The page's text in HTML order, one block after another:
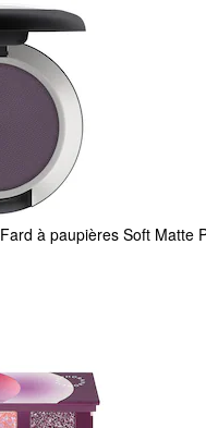
Fard à paupières Soft Matte